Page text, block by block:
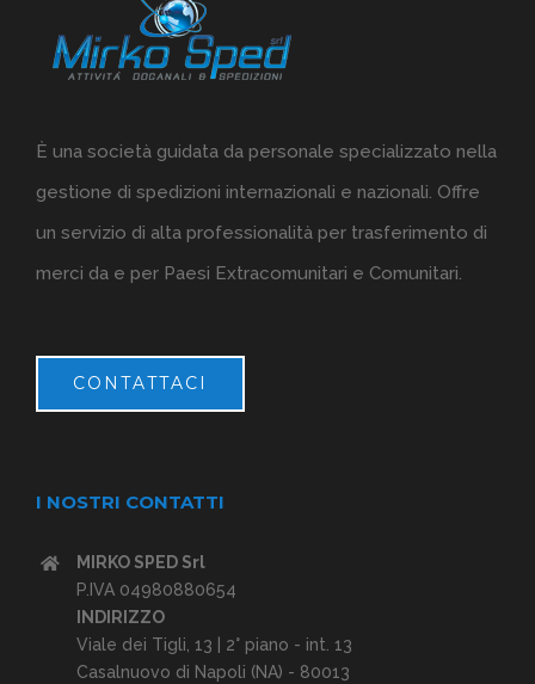
È una società guidata da personale specializzato nella
gestione di spedizioni internazionali e nazionali. Offre
un servizio di alta professionalità per trasferimento di
merci da e per Paesi Extracomunitari e Comunitari.
CONTATTACI
I NOSTRI CONTATTI
MIRKO SPED Srl
P.IVA 04980880654
INDIRIZZO
Viale dei Tigli, 13 | 2° piano - int. 13
Casalnuovo di Napoli (NA) - 80013